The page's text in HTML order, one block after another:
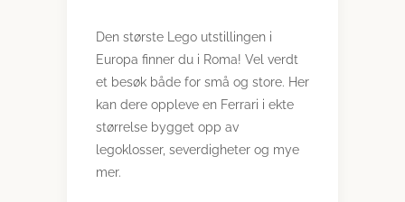
Den største Lego utstillingen i
Europa finner du i Roma! Vel verdt
et besøk både for små og store. Her
kan dere oppleve en Ferrari i ekte
størrelse bygget opp av
legoklosser, severdigheter og mye
mer.